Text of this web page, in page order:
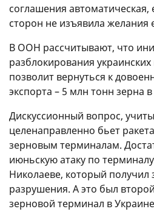
соглашения автоматическая,
сторон не изъявила желания
В ООН рассчитывают, что
разблокирования
позволит вернуться к
экспорта – 5 млн тонн зерна
Дискуссионный вопрос,
целенаправленно бьет
зерновым терминалам.
июньскую атаку по
Николаеве, который получил
разрушения. А это был
зерновой терминал в